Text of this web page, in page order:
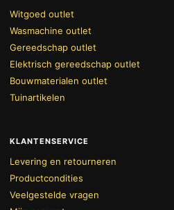
Witgoed outlet
Wasmachine outlet
Gereedschap outlet
Elektrisch gereedschap outlet
Bouwmaterialen outlet
Tuinartikelen
KLANTENSERVICE
Levering en retourneren
Productcondities
Veelgestelde vragen